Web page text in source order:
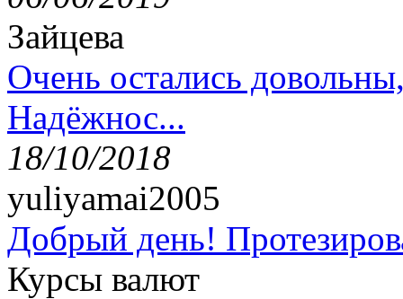
Зайцева
Очень остались
Надёжнос...
18/10/2018
yuliyamai2005
Добрый день!
Курсы валют